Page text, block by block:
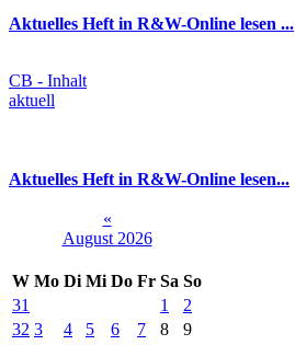
Aktuelles Heft in R&W-Online lesen ...
CB - Inhalt
aktuell
Aktuelles Heft in R&W-Online lesen...
«
August 2026
W Mo Di Mi Do Fr Sa So
31
1
2
32 3 4 5 6 7 8
9